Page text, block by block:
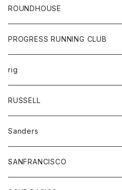
カーディガン
ニット
ベスト
ショートパンツ
パンツ
レディース
カットソー
コート
ボトム
ROUNDHOUSE
エプロン
キッズ
オーバーオール
ボトム
ペインターパンツ
PROGRESS RUNNING CLUB
トップス
Tシャツ
グッズ
帽子
rig
RUSSELL
アウター
コート
パーカー
スカート
Sanders
グッズ
SANFRANCISCO